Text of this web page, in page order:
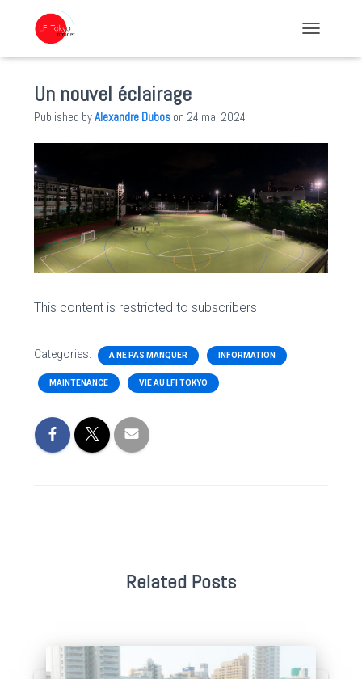
Un nouvel éclairage
Published byAlexandre Dubos on 24 mai 2024
This content is restricted to subscribers
Categories: A NE PAS MANQUER INFORMATION
MAINTENANCE VIE AU LFI TOKYO
Related Posts